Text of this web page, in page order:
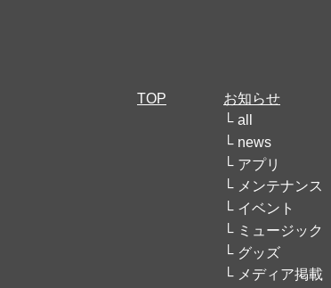
TOP
お知らせ
all
news
アプリ
メンテナンス
イベント
ミュージック
グッズ
メディア掲載